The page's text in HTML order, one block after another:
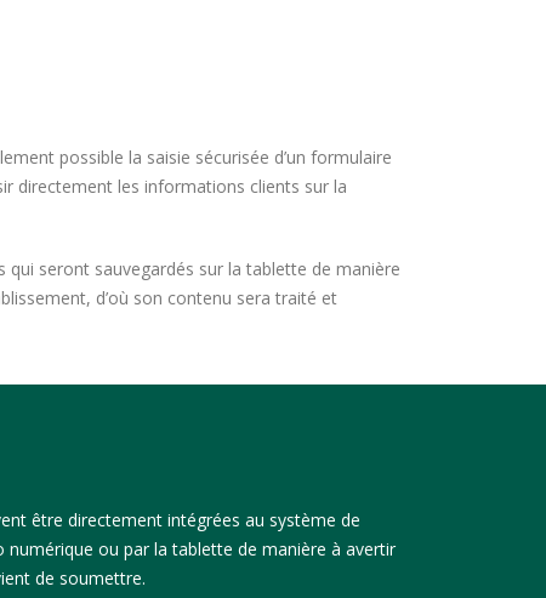
possible la saisie sécurisée d’un formulaire
directement les informations clients sur la
seront sauvegardés sur la tablette de manière
d’où son contenu sera traité et
être directement intégrées au système de
ou par la tablette de manière à avertir
de soumettre.